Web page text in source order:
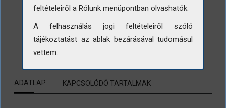
LETÖLTÉS
ADATLAP KAPCSOLÓDÓ TARTALMAK
feltételeiről a Rólunk menüpontban olvashatók.
A felhasználás jogi feltételeiről szóló
tájékoztatást az ablak bezárásával tudomásul
vettem.